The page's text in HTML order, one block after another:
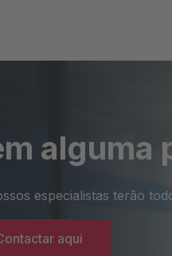
alguma
especialistas terão
aqui